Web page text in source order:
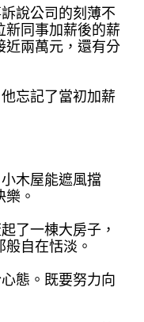
說公司的刻薄不
同事加薪後的薪
近兩萬元，還有分
忘記了當初加薪
木屋能遮風擋
。
了一棟大房子，
自在恬淡。
態。既要努力向